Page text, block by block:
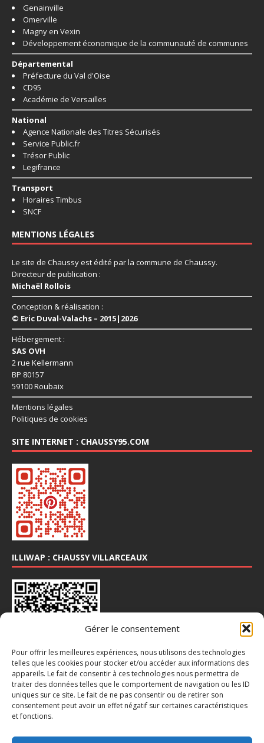
Gérer le consentement
Pour offrir les meilleures expériences, nous utilisons des technologies
telles que les cookies pour stocker et/ou accéder aux informations des
appareils. Le fait de consentir à ces technologies nous permettra de
traiter des données telles que le comportement de navigation ou les ID
uniques sur ce site. Le fait de ne pas consentir ou de retirer son
consentement peut avoir un effet négatif sur certaines caractéristiques
et fonctions.
Genainville
Omerville
Magny en Vexin
Développement économique de la communauté de communes
Départemental
Préfecture du Val d'Oise
CD95
Académie de Versailles
National
Agence Nationale des Titres Sécurisés
Service Public.fr
Trésor Public
Legifrance
Transport
Horaires Timbus
SNCF
MENTIONS LÉGALES
Le site de Chaussy est édité par la commune de Chaussy.
Directeur de publication :
Michaël Rollois
Conception & réalisation :
© Eric Duval-Valachs – 2015|2026
Hébergement :
SAS OVH
2 rue Kellermann
BP 80157
59100 Roubaix
Mentions légales
Politiques de cookies
SITE INTERNET : CHAUSSY95.COM
ILLIWAP : CHAUSSY VILLARCEAUX
INSTA : @CHAUSSY_VILLARCEAUX